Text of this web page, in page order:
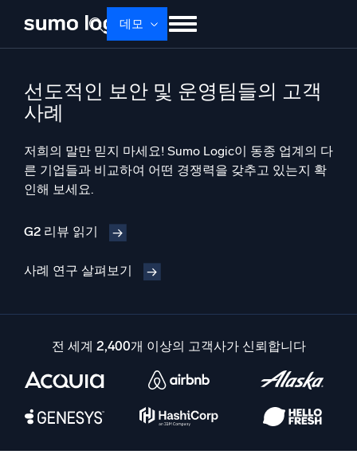
content
데모
회사 소개
Dojo AI 새로움
멀티에이전트 AI 플랫폼
플랫폼
독자 알고리즘, 머신러닝 및 생성형 AI
지능형 보안 운영
SIEM
선도적인 보안 및 운영팀들의 고객
사례
저희의 말만 믿지 마세요! Sumo Logic이 동종 업계의 다
른 기업들과 비교하여 어떤 경쟁력을 갖추고 있는지 확
인해 보세요.
G2 리뷰 읽기
사례 연구 살펴보기
전 세계 2,400개 이상의 고객사가 신뢰합니다